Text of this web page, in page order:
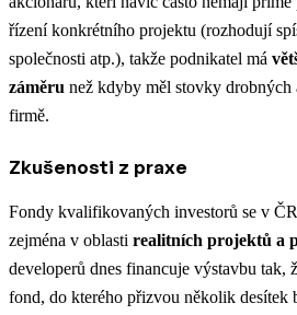
řízení konkrétního projektu (rozhodují
společnosti atp.), takže podnikatel má
záměru než kdyby měl stovky drobných
firmě.
Zkušenosti z praxe
Fondy kvalifikovaných investorů se v
zejména v oblasti realitních projektů a
developerů dnes financuje výstavbu tak,
fond, do kterého přizvou několik desítek